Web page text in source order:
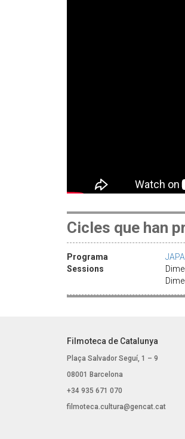
Cicles que han
Programa
Sessions
Filmoteca de Catalunya
Plaça Salvador Seguí, 1 – 9
08001 Barcelona
+34 935 671 070
filmoteca.cultura@gencat.cat